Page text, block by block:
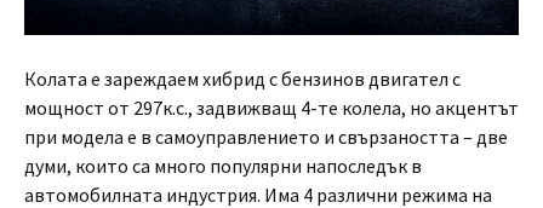
Колата е зареждаем хибрид с бензинов двигател с
мощност от 297к.с., задвижващ 4-те колела, но акцентът
при модела е в самоуправлението и свързаността – две
думи, които са много популярни напоследък в
автомобилната индустрия. Има 4 различни режима на